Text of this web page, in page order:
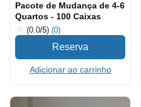
Pacote de Mudança de 4-6
Quartos - 100 Caixas
(0.0/5) (0)
Adicionar ao carrinho